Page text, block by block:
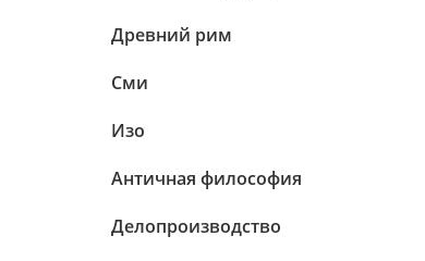
Древний рим
Сми
Изо
Античная философия
Делопроизводство